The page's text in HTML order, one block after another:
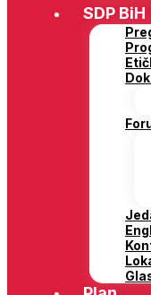
SDP BiH